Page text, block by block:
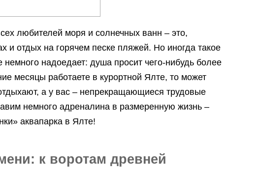
любителей моря и солнечных ванн – это,
и отдых на горячем песке пляжей. Но иногда такое
надоедает: душа просит чего-нибудь более
месяцы работаете в курортной Ялте, то может
а у вас – непрекращающиеся трудовые
немного адреналина в размеренную жизнь –
аквапарка в Ялте!
к воротам древней